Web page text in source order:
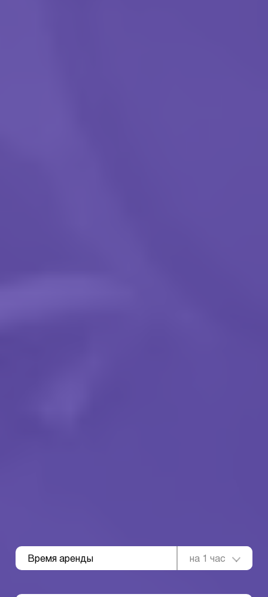
Время аренды на 1 час